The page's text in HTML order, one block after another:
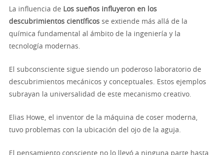
La influencia de Los sueños influyeron en los
descubrimientos científicos se extiende más allá de la
química fundamental al ámbito de la ingeniería y la
tecnología modernas.
El subconsciente sigue siendo un poderoso laboratorio de
descubrimientos mecánicos y conceptuales. Estos ejemplos
subrayan la universalidad de este mecanismo creativo.
Elias Howe, el inventor de la máquina de coser moderna,
tuvo problemas con la ubicación del ojo de la aguja.